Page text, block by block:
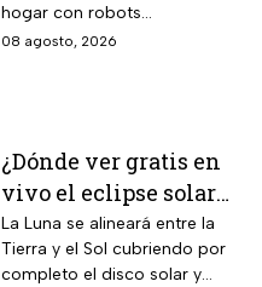
hogar con robots
humanoides por 30 dólares la
08 agosto, 2026
¿Dónde ver gratis en
vivo el eclipse solar
en México?
La Luna se alineará entre la
Tierra y el Sol cubriendo por
completo el disco solar y